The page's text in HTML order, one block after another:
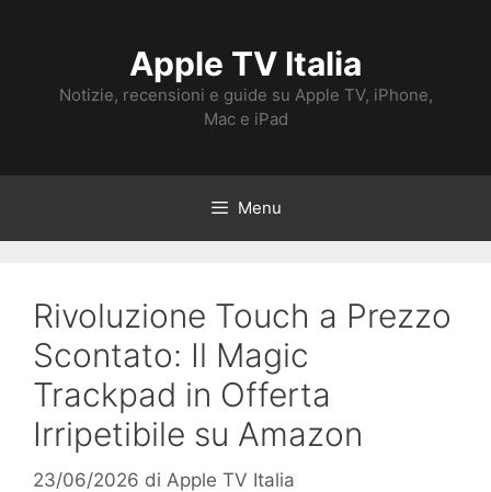
Apple TV Italia
Notizie, recensioni e guide su Apple TV, iPhone,
Mac e iPad
Menu
Rivoluzione Touch a Prezzo
Scontato: Il Magic
Trackpad in Offerta
Irripetibile su Amazon
23/06/2026 di Apple TV Italia